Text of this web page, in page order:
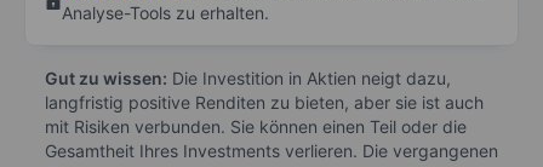
Analyse-Tools zu erhalten.
Gut zu wissen: Die Investition in Aktien neigt dazu,
langfristig positive Renditen zu bieten, aber sie ist auch
mit Risiken verbunden. Sie können einen Teil oder die
Gesamtheit Ihres Investments verlieren. Die vergangenen